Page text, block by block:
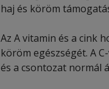
haj és köröm
Az A vitamin és a cink
köröm egészségét. A
és a csontozat normál